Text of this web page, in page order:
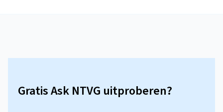
Gratis Ask NTVG uitproberen?